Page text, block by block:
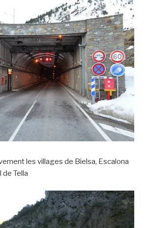
les villages de Bielsa, Escalona
Tella